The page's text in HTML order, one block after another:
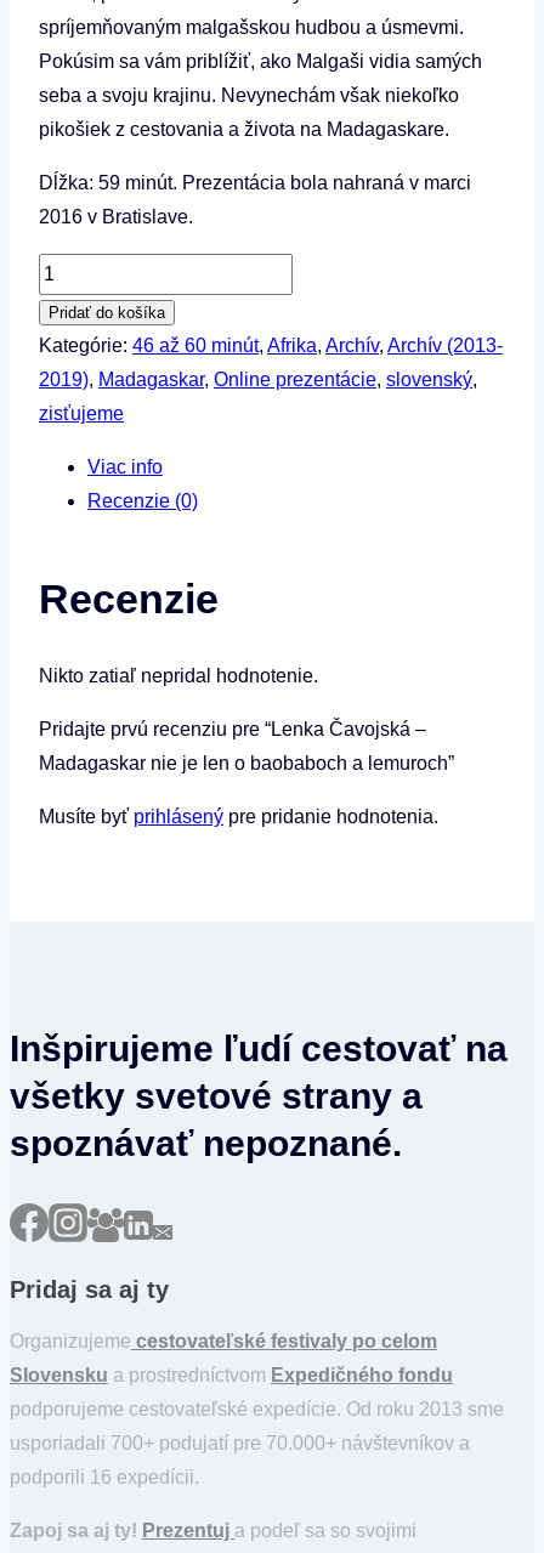
spríjemňovaným malgašskou hudbou a úsmevmi.
Pokúsim sa vám priblížiť, ako Malgaši vidia samých
seba a svoju krajinu. Nevynechám však niekoľko
pikošiek z cestovania a života na Madagaskare.
Dĺžka: 59 minút. Prezentácia bola nahraná v marci
2016 v Bratislave.
množstvo
Lenka
Čavojská
-
Madagaskar
a
Pridať do košíka
Kategórie: 46 až 60 minút, Afrika, Archív, Archív (2013-
2019), Madagaskar, Online prezentácie, slovenský,
zisťujeme
Viac info
Recenzie (0)
Recenzie
Nikto zatiaľ nepridal hodnotenie.
Pridajte prvú recenziu pre “Lenka Čavojská –
Madagaskar nie je len o baobaboch a lemuroch”
Musíte byť prihlásený pre pridanie hodnotenia.
Inšpirujeme ľudí cestovať na
všetky svetové strany a
spoznávať nepoznané.
Pridaj sa aj ty
Organizujeme cestovateľské festivaly po celom
Slovensku a prostredníctvom Expedičného fondu
podporujeme cestovateľské expedície. Od roku 2013 sme
usporiadali 700+ podujatí pre 70.000+ návštevníkov a
podporili 16 expedícii.
Zapoj sa aj ty! Prezentuj a podeľ sa so svojimi